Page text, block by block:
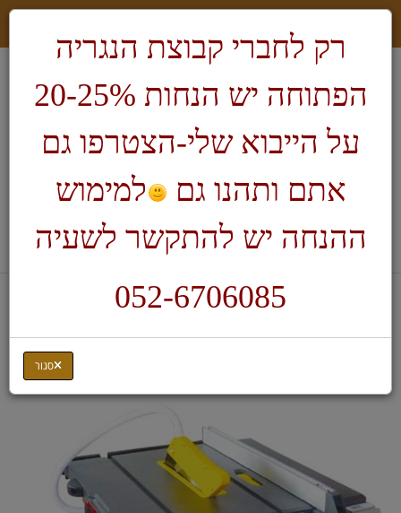
לעגלת הקניות
רק לחברי קבוצת הנגריה
הפתוחה יש הנחות 20-25%
על הייבוא שלי-הצטרפו גם
אתם ותהנו גם
למימוש
ההנחה יש להתקשר לשעיה
052-6706085
סגור